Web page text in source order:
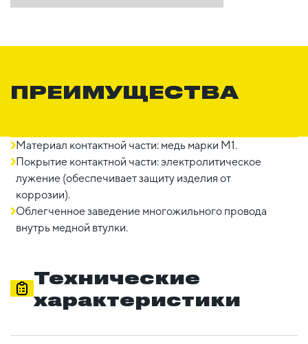
ПРЕИМУЩЕСТВА
Материал контактной части: медь марки М1.
Покрытие контактной части: электролитическое
лужение (обеспечивает защиту изделия от
коррозии).
Облегченное заведение многожильного провода
внутрь медной втулки.
Технические
характеристики